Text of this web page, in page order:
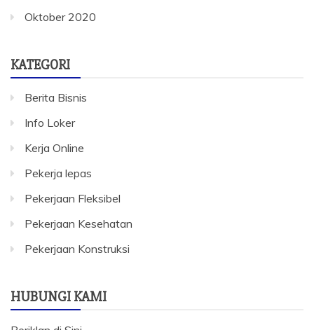
Oktober 2020
KATEGORI
Berita Bisnis
Info Loker
Kerja Online
Pekerja lepas
Pekerjaan Fleksibel
Pekerjaan Kesehatan
Pekerjaan Konstruksi
HUBUNGI KAMI